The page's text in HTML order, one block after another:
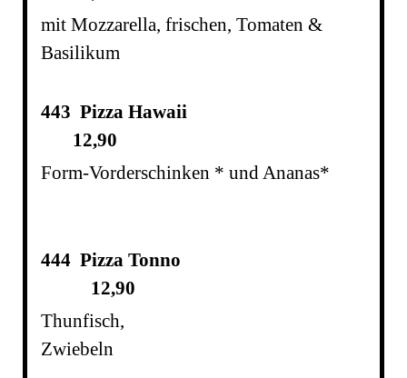
mit Mozzarella, frischen, Tomaten &
Basilikum
443 Pizza Hawaii
12,90
Form-Vorderschinken * und Ananas*
444 Pizza Tonno
12,90
Thunfisch,
Zwiebeln